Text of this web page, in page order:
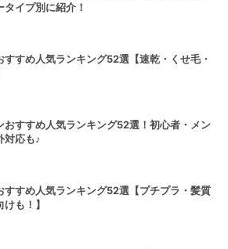
タイプ別に紹介！
すすめ人気ランキング52選【速乾・くせ毛・
おすすめ人気ランキング52選！初心者・メン
対応も♪
すすめ人気ランキング52選【プチプラ・髪質
も！】